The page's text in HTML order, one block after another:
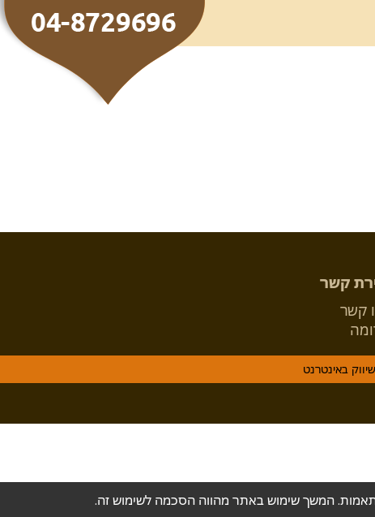
קשר
קשר
שיווק באינטרנט
המשך שימוש באתר מהווה הסכמה לשימוש זה.